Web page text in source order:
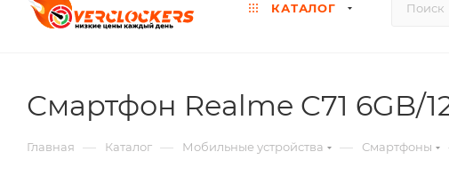
КАТАЛОГ
Смартфон Realme C71 6GB/
Главная — Каталог — Мобильные устройства — Смартфоны